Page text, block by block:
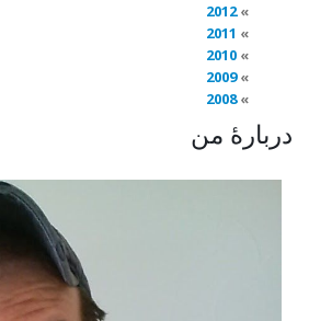
2012
2011
2010
2009
2008
دربارهٔ من